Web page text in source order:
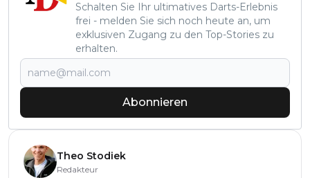
Schalten Sie Ihr ultimatives Darts-Erlebnis
frei - melden Sie sich noch heute an, um
exklusiven Zugang zu den Top-Stories zu
erhalten.
Abonnieren
Theo Stodiek
Redakteur